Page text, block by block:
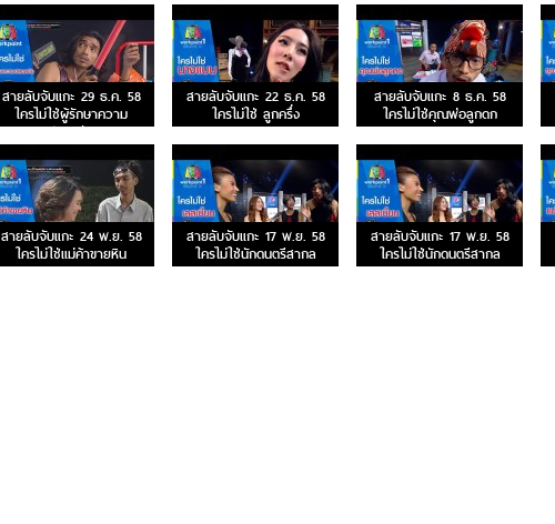
สายลับจับแกะ 29 ธ.ค. 58
ใครไม่ใช่ผู้รักษาความ
ปลอดภัย
สายลับจับแกะ 22 ธ.ค. 58
ใครไม่ใช่ ลูกครึ่ง
สายลับจับแกะ 8 ธ.ค. 58
ใครไม่ใช่คุณพ่อลูกดก
สายลับจับแกะ 24 พ.ย. 58
ใครไม่ใช่แม่ค้าขายหิน
สายลับจับแกะ 17 พ.ย. 58
ใครไม่ใช่นักดนตรีสากล
สายลับจับแกะ 17 พ.ย. 58
ใครไม่ใช่นักดนตรีสากล